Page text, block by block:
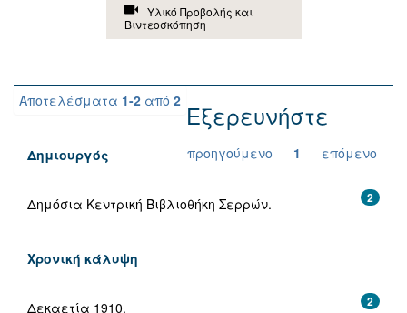
Υλικό Προβολής και
Βιντεοσκόπηση
Αποτελέσματα 1-2 από 2
προηγούμενο 1 επόμενο
Εξερευνήστε
Δημιουργός
2
Δημόσια Κεντρική Βιβλιοθήκη Σερρών.
Χρονική κάλυψη
2
Δεκαετία 1910.